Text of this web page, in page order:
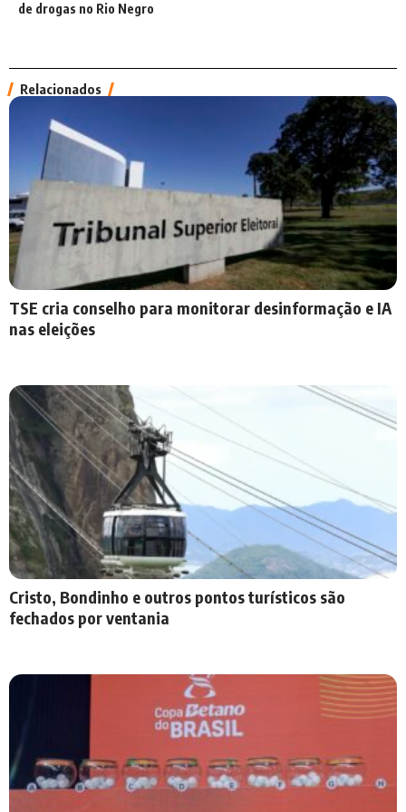
de drogas no Rio Negro
Relacionados
TSE cria conselho para monitorar desinformação e IA
nas eleições
Cristo, Bondinho e outros pontos turísticos são
fechados por ventania